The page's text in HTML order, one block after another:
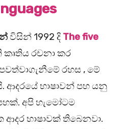
විසින් 1992 දි The five
කෘතිය රචනා කර
රහස , මේ
ආදරයේ භාෂාවන් පහ යනු
අපි හැමෝටම
භාෂාවක් තිබෙනවා.